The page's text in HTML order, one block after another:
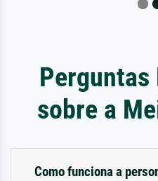
Perguntas
sobre a
Como funciona a